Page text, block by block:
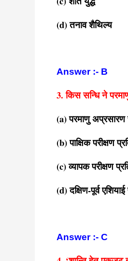
(d) तनाव शैथिल्य
Answer :- B
3. किस सन्धि ने परमाणु
(a) परमाणु अप्रसारण
(b) पाक्षिक परीक्षण
(c) व्यापक परीक्षण
(d) दक्षिण-पूर्व
Answer :- C